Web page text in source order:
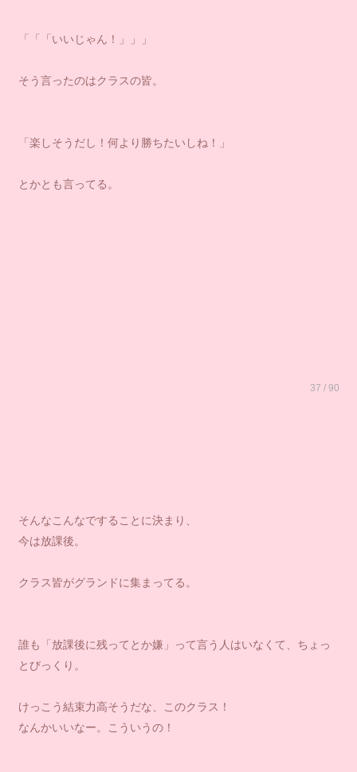
「「「いいじゃん！」」」
そう言ったのはクラスの皆。
「楽しそうだし！何より勝ちたいしね！」
とかとも言ってる。
37 / 90
そんなこんなですることに決まり、
今は放課後。
クラス皆がグランドに集まってる。
誰も「放課後に残ってとか嫌」って言う人はいなくて、ちょっ
とびっくり。
けっこう結束力高そうだな、このクラス！
なんかいいなー。こういうの！